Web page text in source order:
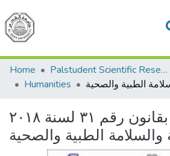
Communities &
All of DSpace
Home
Palstudent Scientific Research Journal
Humanities
بشأن قرار بقانون رقم ٣١ لسنة ٢٠١٨
والسلامة الطبية والصحية